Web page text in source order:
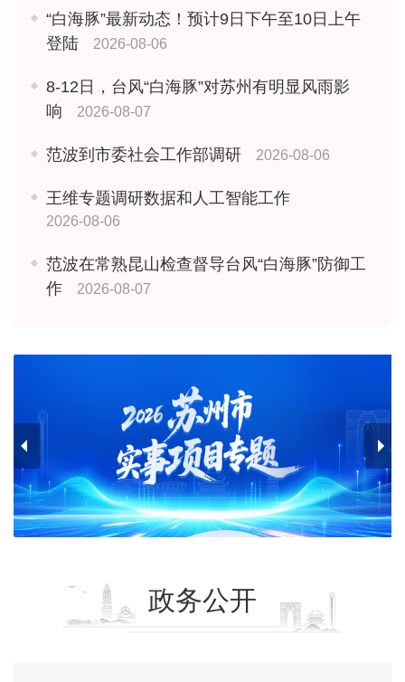
“白海豚”最新动态！预计9日下午至10日上午
登陆
2026-08-06
8-12日，台风“白海豚”对苏州有明显风雨影
响
2026-08-07
范波到市委社会工作部调研 2026-08-06
王维专题调研数据和人工智能工作
2026-08-06
范波在常熟昆山检查督导台风“白海豚”防御工
作
2026-08-07
政务公开